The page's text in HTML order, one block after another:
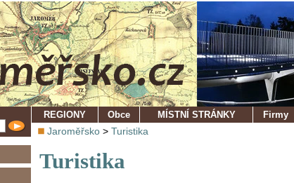
REGIONY
Obce MÍSTNÍ STRÁNKY Firmy
Jaroměřsko > Turistika
Turistika